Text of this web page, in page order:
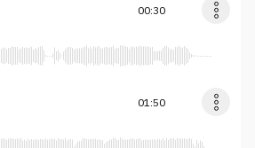
00:30
01:50